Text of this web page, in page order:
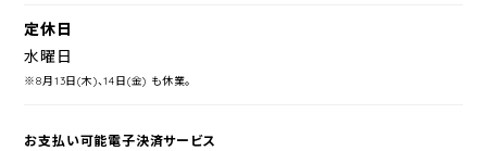
定休日
水曜日
※8月13日(木)、14日(金) も休業。
お支払い可能電子決済サービス